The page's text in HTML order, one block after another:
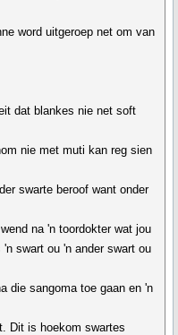
word uitgeroep net om van
dat blankes nie net soft
nie met muti kan reg sien
swarte beroof want onder
na 'n toordokter wat jou
swart ou 'n ander swart ou
die sangoma toe gaan en 'n
Dit is hoekom swartes